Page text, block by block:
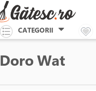
CATEGORII
Doro Wat